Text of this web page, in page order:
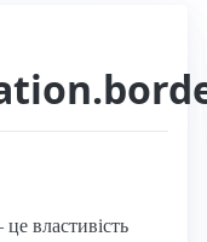
це властивість